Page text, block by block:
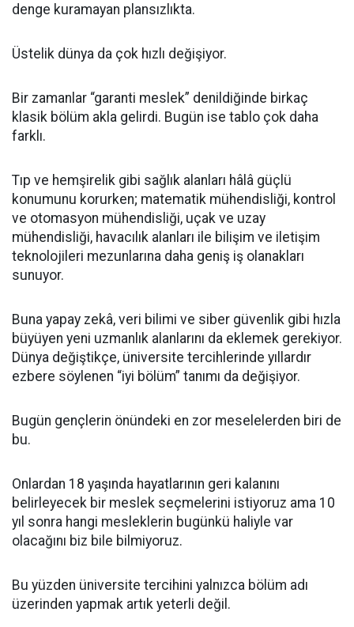
denge kuramayan plansızlıkta.
Üstelik dünya da çok hızlı değişiyor.
Bir zamanlar “garanti meslek” denildiğinde birkaç
klasik bölüm akla gelirdi. Bugün ise tablo çok daha
farklı.
Tıp ve hemşirelik gibi sağlık alanları hâlâ güçlü
konumunu korurken; matematik mühendisliği, kontrol
ve otomasyon mühendisliği, uçak ve uzay
mühendisliği, havacılık alanları ile bilişim ve iletişim
teknolojileri mezunlarına daha geniş iş olanakları
sunuyor.
Buna yapay zekâ, veri bilimi ve siber güvenlik gibi hızla
büyüyen yeni uzmanlık alanlarını da eklemek gerekiyor.
Dünya değiştikçe, üniversite tercihlerinde yıllardır
ezbere söylenen “iyi bölüm” tanımı da değişiyor.
Bugün gençlerin önündeki en zor meselelerden biri de
bu.
Onlardan 18 yaşında hayatlarının geri kalanını
belirleyecek bir meslek seçmelerini istiyoruz ama 10
yıl sonra hangi mesleklerin bugünkü haliyle var
olacağını biz bile bilmiyoruz.
Bu yüzden üniversite tercihini yalnızca bölüm adı
üzerinden yapmak artık yeterli değil.